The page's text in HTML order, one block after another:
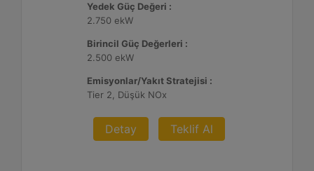
Yedek Güç Değeri :
2.750 ekW
Birincil Güç Değerleri :
2.500 ekW
Emisyonlar/Yakıt Stratejisi :
Tier 2, Düşük NOx
Detay Teklif Al